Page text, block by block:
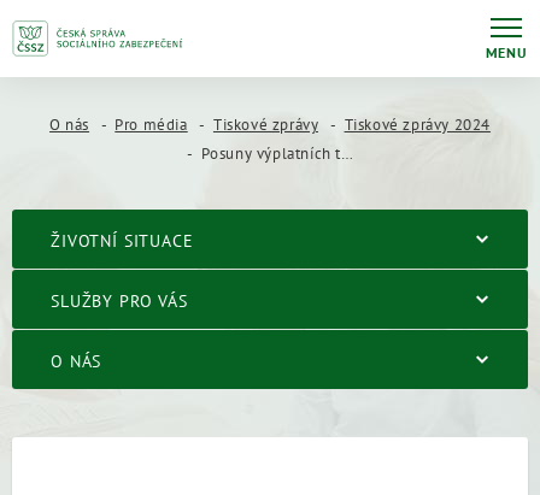
MENU
O nás Pro média Tiskové zprávy
Tiskové zprávy 2024
Posuny výplatních termínů důchodů v závěru roku 2024 a jeden posun v roce 2025
ŽIVOTNÍ SITUACE
SLUŽBY PRO VÁS
O NÁS